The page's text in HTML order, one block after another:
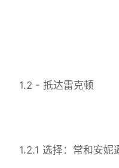
1.2 - 抵达雷克顿
1.2.1 选择：常和安妮